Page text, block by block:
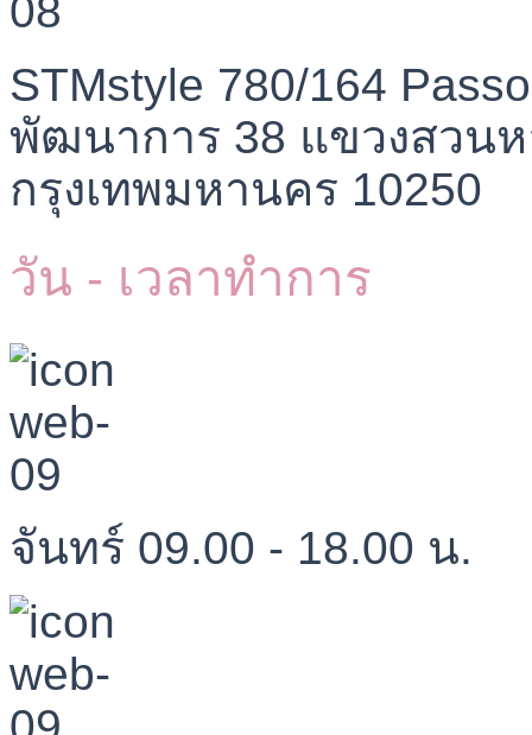
STMstyle 780/164
พัฒนาการ 38 แขวงสวน
กรุงเทพมหานคร 10250
วัน - เวลาทำการ
จันทร์ 09.00 - 18.00 น.